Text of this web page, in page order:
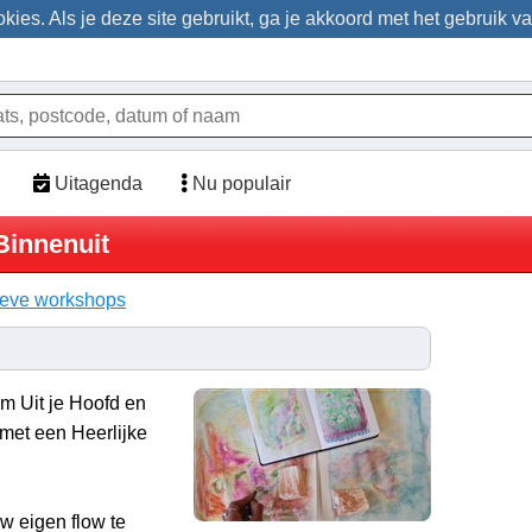
Als je deze site gebruikt, ga je akkoord met het gebruik
Uitagenda Nu populair
workshops
Uit je Hoofd en
een Heerlijke
eigen flow te